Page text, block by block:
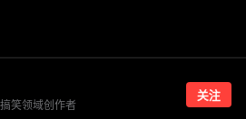
笑领域创作者
关注